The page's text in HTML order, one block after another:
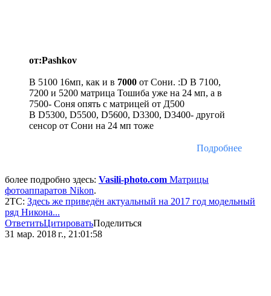
от:Pashkov
В 5100 16мп, как и в 7000 от Сони. :D В 7100,
7200 и 5200 матрица Тошиба уже на 24 мп, а в
7500- Соня опять с матрицей от Д500
В D5300, D5500, D5600, D3300, D3400- другой
сенсор от Сони на 24 мп тоже
Подробнее
более подробно здесь: Vasili-photo.com Матрицы
фотоаппаратов Nikon.
2ТС: Здесь же приведён актуальный на 2017 год модельный
ряд Никона...
ОтветитьЦитироватьПоделиться
31 мар. 2018 г., 21:01:58